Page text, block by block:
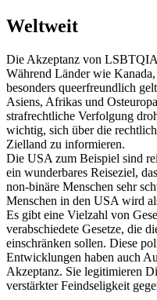
Weltweit
Die Akzeptanz von
Während Länder wie
besonders queerfreundlich
Asiens, Afrikas und
strafrechtliche Verfolgung
wichtig, sich über die
Zielland zu informieren.
Die USA zum Beispiel sind
ein wunderbares Reiseziel,
non-binäre Menschen sehr
Menschen in den USA wird
Es gibt eine Vielzahl von
verabschiedete Gesetze, die
einschränken sollen. Diese
Entwicklungen haben auch
Akzeptanz. Sie legitimieren
verstärkter Feindseligkeit